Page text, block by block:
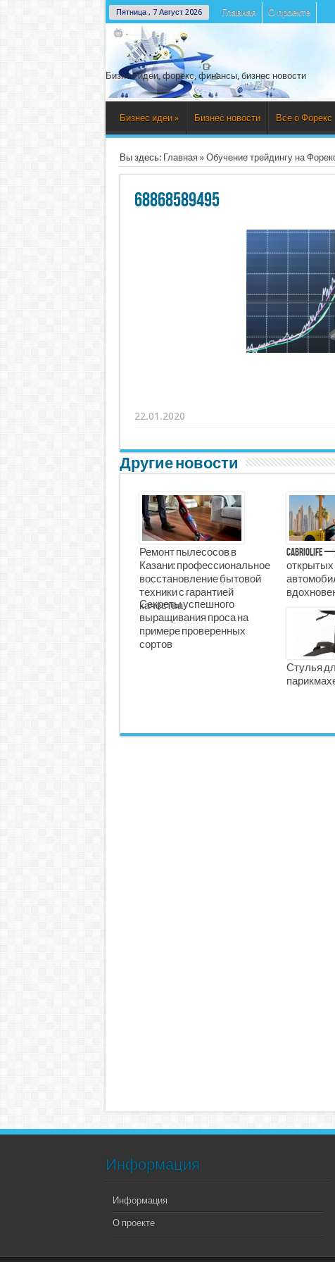
Пятница , 7 Август 2026 Главная О проекте
Бизнес идеи, форекс, финансы, бизнес новости
Бизнес идеи » Бизнес новости Все о Форекс
Вы здесь: Главная» Обучение трейдингу на
68868589495
22.01.2020
Другие новости
Ремонт пылесосов в
Казани: профессиональное
восстановление бытовой
техники с гарантией
качества
CabrioLife
открытых
Секреты успешного
выращивания проса на
примере проверенных
сортов
Стулья
Информация
Информация
О проекте